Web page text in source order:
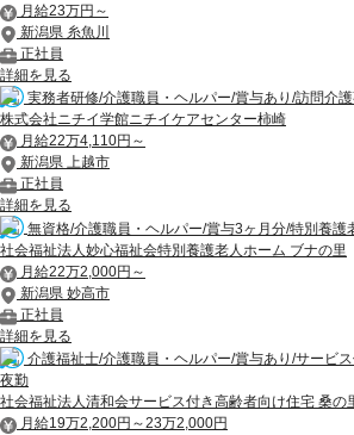
月給23万円～
新潟県 糸魚川
正社員
詳細を見る
実務者研修/介護職員・ヘルパー/賞与あり/訪問介
株式会社ニチイ学館ニチイケアセンター柿崎
月給22万4,110円～
新潟県 上越市
正社員
詳細を見る
無資格/介護職員・ヘルパー/賞与3ヶ月分/特別養護
社会福祉法人妙心福祉会特別養護老人ホーム ブナの里
月給22万2,000円～
新潟県 妙高市
正社員
詳細を見る
介護福祉士/介護職員・ヘルパー/賞与あり/サービ
夜勤
社会福祉法人清和会サービス付き高齢者向け住宅 桑の
月給19万2,200円～23万2,000円